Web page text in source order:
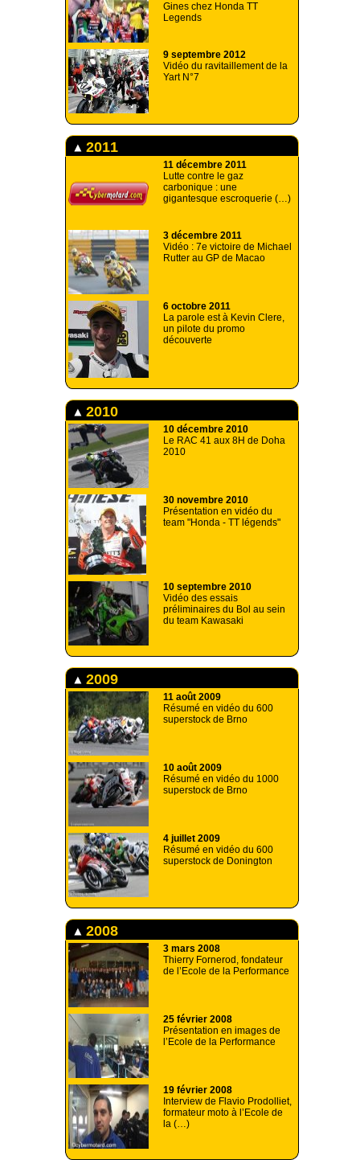
Gines chez Honda TT
Legends
9 septembre 2012
Vidéo du ravitaillement de la
Yart N°7
2011
11 décembre 2011
Lutte contre le gaz
carbonique : une
gigantesque escroquerie (…)
3 décembre 2011
Vidéo : 7e victoire de Michael
Rutter au GP de Macao
6 octobre 2011
La parole est à Kevin Clere,
un pilote du promo
découverte
2010
10 décembre 2010
Le RAC 41 aux 8H de Doha
2010
30 novembre 2010
Présentation en vidéo du
team "Honda - TT légends"
10 septembre 2010
Vidéo des essais
préliminaires du Bol au sein
du team Kawasaki
2009
11 août 2009
Résumé en vidéo du 600
superstock de Brno
10 août 2009
Résumé en vidéo du 1000
superstock de Brno
4 juillet 2009
Résumé en vidéo du 600
superstock de Donington
2008
3 mars 2008
Thierry Fornerod, fondateur
de l’Ecole de la Performance
25 février 2008
Présentation en images de
l’Ecole de la Performance
19 février 2008
Interview de Flavio Prodolliet,
formateur moto à l’Ecole de
la (…)